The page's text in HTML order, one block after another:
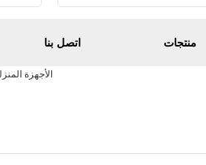
اتصل بنا منتجات